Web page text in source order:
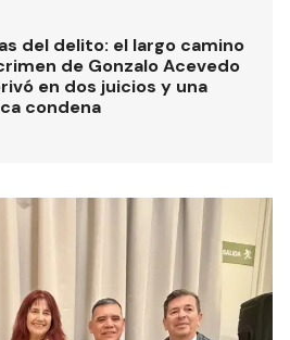
del delito: el largo camino
de Gonzalo Acevedo
en dos juicios y una
condena